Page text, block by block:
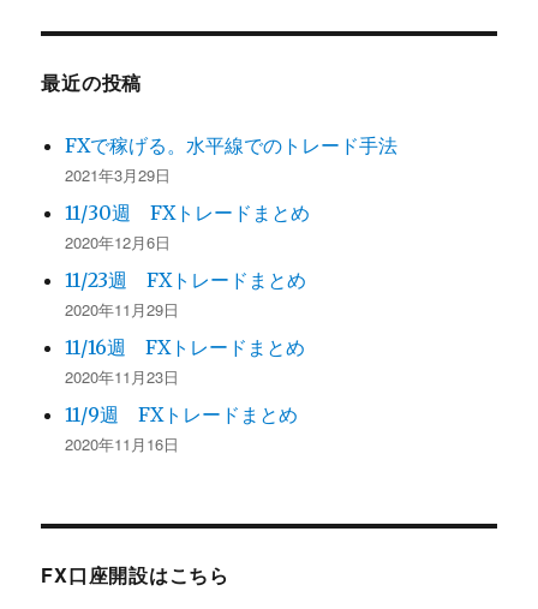
最近の投稿
FXで稼げる。水平線でのトレード手法
2021年3月29日
11/30週 FXトレードまとめ
2020年12月6日
11/23週 FXトレードまとめ
2020年11月29日
11/16週 FXトレードまとめ
2020年11月23日
11/9週 FXトレードまとめ
2020年11月16日
FX口座開設はこちら